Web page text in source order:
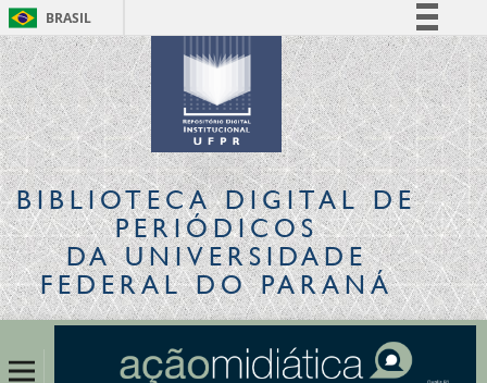
BRASIL
Simplifique!
Comunica BR
Participe
Acesso à informação
Legislação
Canais
BIBLIOTECA DIGITALDE
PERIÓDICOS
DA UNIVERSIDADE
FEDERAL DO PARANÁ